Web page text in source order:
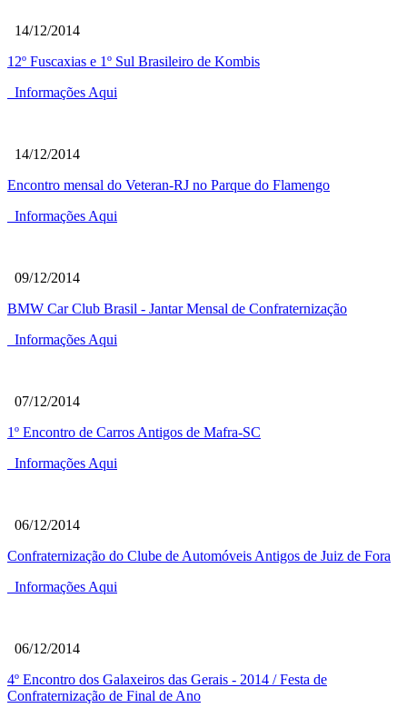
14/12/2014
12º Fuscaxias e 1º Sul Brasileiro de Kombis
Informações Aqui
14/12/2014
Encontro mensal do Veteran-RJ no Parque do Flamengo
Informações Aqui
09/12/2014
BMW Car Club Brasil - Jantar Mensal de Confraternização
Informações Aqui
07/12/2014
1º Encontro de Carros Antigos de Mafra-SC
Informações Aqui
06/12/2014
Confraternização do Clube de Automóveis Antigos de Juiz de Fora
Informações Aqui
06/12/2014
4º Encontro dos Galaxeiros das Gerais - 2014 / Festa de
Confraternização de Final de Ano